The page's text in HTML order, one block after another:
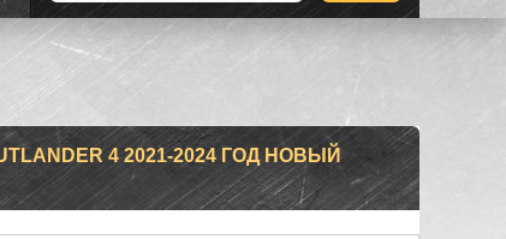
4 2021-2024 ГОД НОВЫЙ